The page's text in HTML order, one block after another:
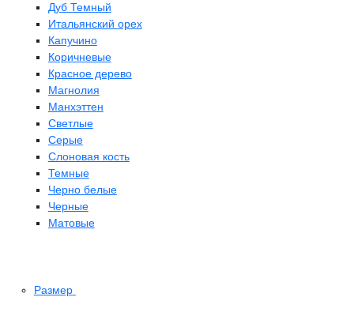
Дуб Темный
Итальянский орех
Капучино
Коричневые
Красное дерево
Магнолия
Манхэттен
Светлые
Серые
Слоновая кость
Темные
Черно белые
Черные
Матовые
Размер